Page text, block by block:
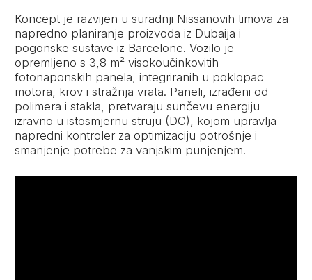
Koncept je razvijen u suradnji Nissanovih timova za
napredno planiranje proizvoda iz Dubaija i
pogonske sustave iz Barcelone. Vozilo je
opremljeno s 3,8 m² visokoučinkovitih
fotonaponskih panela, integriranih u poklopac
motora, krov i stražnja vrata. Paneli, izrađeni od
polimera i stakla, pretvaraju sunčevu energiju
izravno u istosmjernu struju (DC), kojom upravlja
napredni kontroler za optimizaciju potrošnje i
smanjenje potrebe za vanjskim punjenjem.